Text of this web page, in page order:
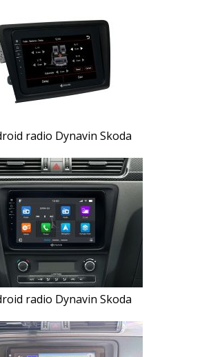
radio Dynavin Skoda
radio Dynavin Skoda